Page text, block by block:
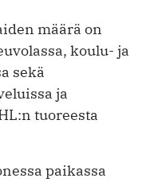
määrä on
koulu- ja
sekä
ja
tuoreesta
paikassa